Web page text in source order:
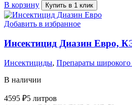
В корзину
Купить в 1 клик
Добавить в избранное
Инсектицид Диазин Евро,
Инсектициды, Препараты широкого
В наличии
4595 ₽5 литров